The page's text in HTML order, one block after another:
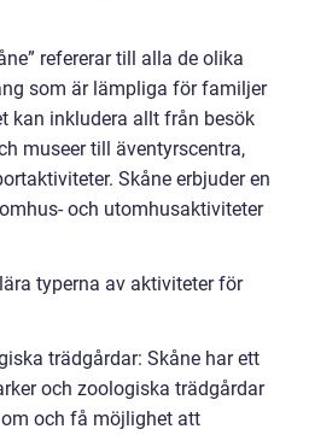
refererar till alla de olika
som är lämpliga för familjer
kan inkludera allt från besök
museer till äventyrscentra,
Skåne erbjuder en
och utomhusaktiviteter
typerna av aktiviteter för
trädgårdar: Skåne har ett
och zoologiska trädgårdar
och få möjlighet att